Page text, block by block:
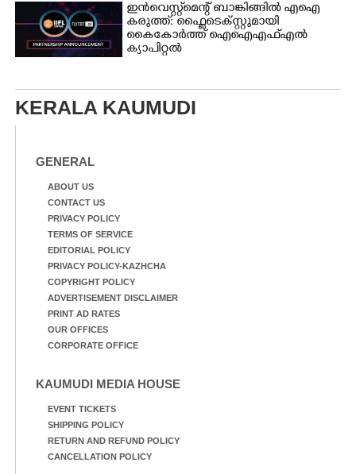
ഇൻവെസ്റ്റ്മെന്റ് ബാങ്കിങ്ങിൽ എഐ
കരുത്ത്: ഫ്ലൈടെക്സ്റ്റുമായി
കൈകോർത്ത് ഐഐഎഫ്എൽ
ക്യാപിറ്റൽ
KERALA KAUMUDI
GENERAL
ABOUT US
CONTACT US
PRIVACY POLICY
TERMS OF SERVICE
EDITORIAL POLICY
PRIVACY POLICY-KAZHCHA
COPYRIGHT POLICY
ADVERTISEMENT DISCLAIMER
PRINT AD RATES
OUR OFFICES
CORPORATE OFFICE
KAUMUDI MEDIA HOUSE
EVENT TICKETS
SHIPPING POLICY
RETURN AND REFUND POLICY
CANCELLATION POLICY